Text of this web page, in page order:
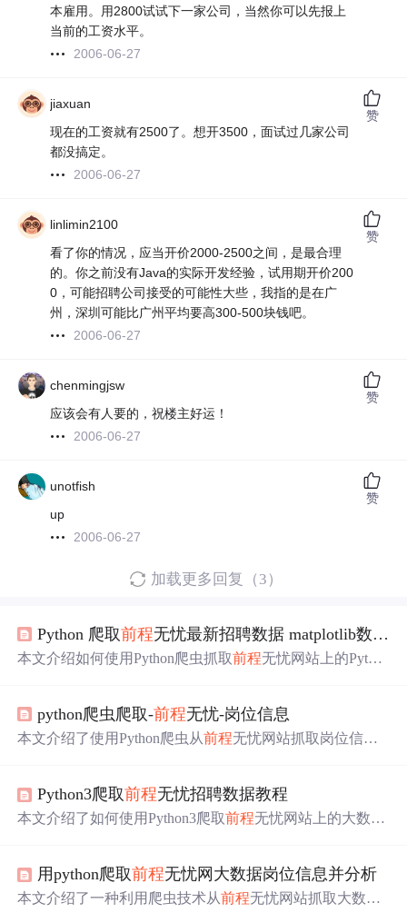
本雇用。用2800试试下一家公司，当然你可以先报上
当前的工资水平。
2006-06-27
jiaxuan
现在的工资就有2500了。想开3500，面试过几家公司
都没搞定。
2006-06-27
赞
linlimin2100
看了你的情况，应当开价2000-2500之间，是最合理
的。你之前没有Java的实际开发经验，试用期开价200
0，可能招聘公司接受的可能性大些，我指的是在广
州，深圳可能比广州平均要高300-500块钱吧。
2006-06-27
赞
chenmingjsw
应该会有人要的，祝楼主好运！
2006-06-27
赞
unotfish
up
2006-06-27
赞
加载更多回复（3）
Python 爬取前程无忧最新招聘数据 matplotlib数据分析与可视化！
本文介绍如何使用Python爬虫抓取前程无忧网站上的Pytho
python爬虫爬取-前程无忧-岗位信息
本文介绍了使用Python爬虫从前程无忧网站抓取岗位信息
索功能。
Python3爬取前程无忧招聘数据教程
本文介绍了如何使用Python3爬取前程无忧网站上的大数据
法。通过分析网页URL规律和HTML源码，作者给出了详
细的爬虫代码实现，最后还分享了数据处理和分析的资
用python爬取前程无忧网大数据岗位信息并分析
本文介绍了一种利用爬虫技术从前程无忧网站抓取大数据